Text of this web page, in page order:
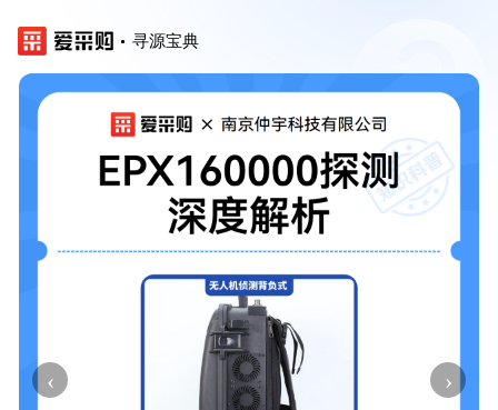
寻源宝典
‹ ›